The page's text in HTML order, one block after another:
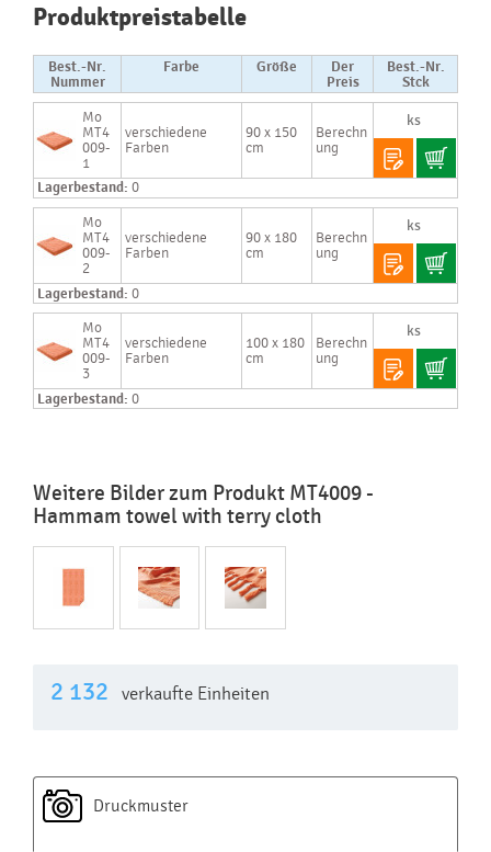
Produktpreistabelle
Best.-Nr.
Nummer
Farbe Größe
Der
Preis
Best.-Nr.
Stck
Mo
MT4
009-
1
verschiedene
Farben
90 x 150
cm
Berechn
ung
Lagerbestand: 0
Mo
MT4
009-
2
verschiedene
Farben
90 x 180
cm
Berechn
ung
Lagerbestand: 0
Mo
MT4
009-
3
verschiedene
Farben
100 x 180
cm
Berechn
ung
Lagerbestand: 0
Weitere Bilder zum Produkt MT4009 -
Hammam towel with terry cloth
2 132 verkaufte Einheiten
Druckmuster